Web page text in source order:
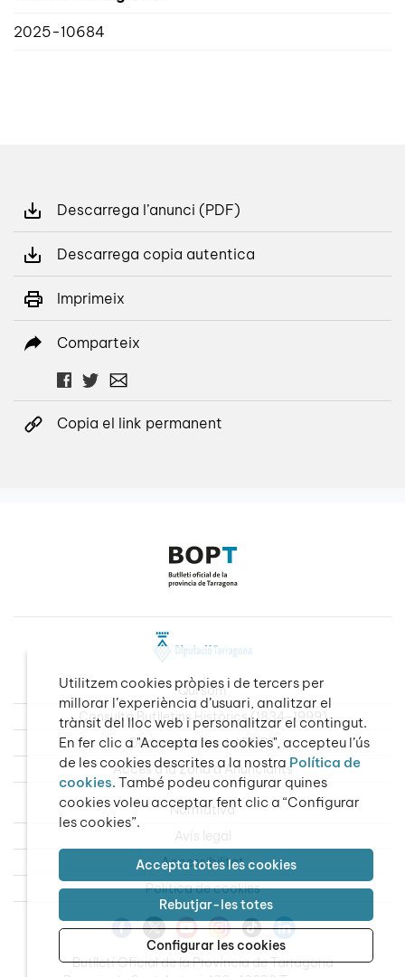
2025-10684
Descarrega l’anunci (PDF)
Descarrega copia autentica
Imprimeix
Comparteix
Copia el link permanent
Qui som
Consulta Butlletins Històrics (1834-1999)
Dades obertes del BOPT
Accés a la Zona d’Anunciants
Normativa
Avís legal
Accessibilitat
Política de cookies
Butlletí Oficial de la Província de Tarragona
Utilitzem cookies pròpies i de tercers per
millorar l’experiència d’usuari, analitzar el
trànsit del lloc web i personalitzar el contingut.
En fer clic a "Accepta les cookies", accepteu l’ús
de les cookies descrites a la nostra Política de
cookies. També podeu configurar quines
cookies voleu acceptar fent clic a “Configurar
les cookies”.
Accepta totes les cookies
Rebutjar-les totes
Configurar les cookies